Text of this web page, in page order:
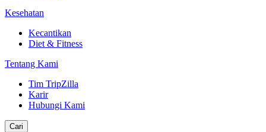
Kesehatan
Kecantikan
Diet & Fitness
Tentang Kami
Tim TripZilla
Karir
Hubungi Kami
Cari